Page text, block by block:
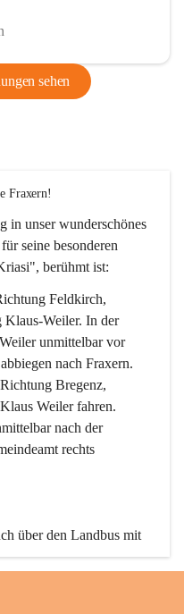
sehen
Fraxern!
in unser wunderschönes
seine besonderen
berühmt ist:
Feldkirch,
Weiler. In der
unmittelbar vor
nach Fraxern.
Bregenz,
Weiler fahren.
nach der
rechts
über den Landbus mit
erreichen. Die Linie